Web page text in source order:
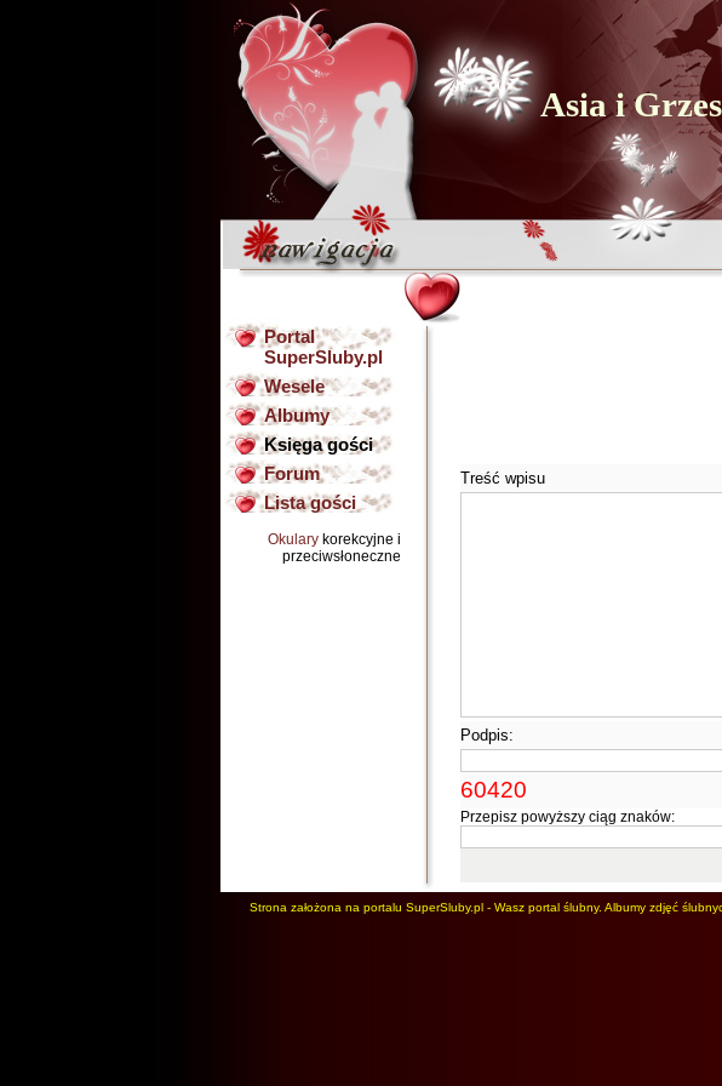
Asia i
Portal
SuperSluby.pl
Wesele
Albumy
Księga gości
Forum
Lista gości
Okulary korekcyjne i
przeciwsłoneczne
Treść wpisu
Podpis:
60420
Przepisz powyższy ciąg znaków:
Strona założona na portalu SuperSluby.pl - Wasz portal ślubny. Albumy zdjęć